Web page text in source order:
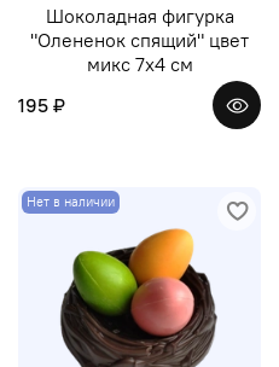
Шоколадная фигурка
"Олененок спящий" цвет
микс 7х4 см
195 ₽
Нет в наличии